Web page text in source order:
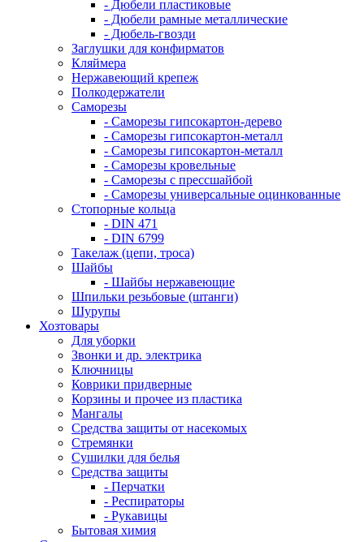
- Дюбели пластиковые
- Дюбели рамные металлические
- Дюбель-гвозди
Заглушки для конфирматов
Кляймера
Нержавеющий крепеж
Полкодержатели
Саморезы
- Саморезы гипсокартон-дерево
- Саморезы гипсокартон-металл
- Саморезы гипсокартон-металл
- Саморезы кровельные
- Саморезы с прессшайбой
- Саморезы универсальные оцинкованные
Стопорные кольца
- DIN 471
- DIN 6799
Такелаж (цепи, троса)
Шайбы
- Шайбы нержавеющие
Шпильки резьбовые (штанги)
Шурупы
Хозтовары
Для уборки
Звонки и др. электрика
Ключницы
Коврики придверные
Корзины и прочее из пластика
Мангалы
Средства защиты от насекомых
Стремянки
Сушилки для белья
Средства защиты
- Перчатки
- Респираторы
- Рукавицы
Бытовая химия